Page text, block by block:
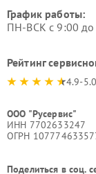
График работы:
ПН-ВСК с 9:00
Рейтинг
4.9-5.0
ООО "Русервис"
ИНН 7702633247
ОГРН
Поделиться в соц.